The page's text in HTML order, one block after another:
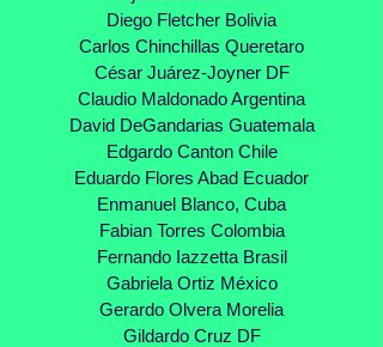
Diego Fletcher Bolivia
Carlos Chinchillas Queretaro
César Juárez-Joyner DF
Claudio Maldonado Argentina
David DeGandarias Guatemala
Edgardo Canton Chile
Eduardo Flores Abad Ecuador
Enmanuel Blanco, Cuba
Fabian Torres Colombia
Fernando Iazzetta Brasil
Gabriela Ortiz México
Gerardo Olvera Morelia
Gildardo Cruz DF